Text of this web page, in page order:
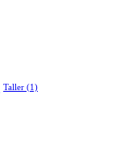
Taller (1)